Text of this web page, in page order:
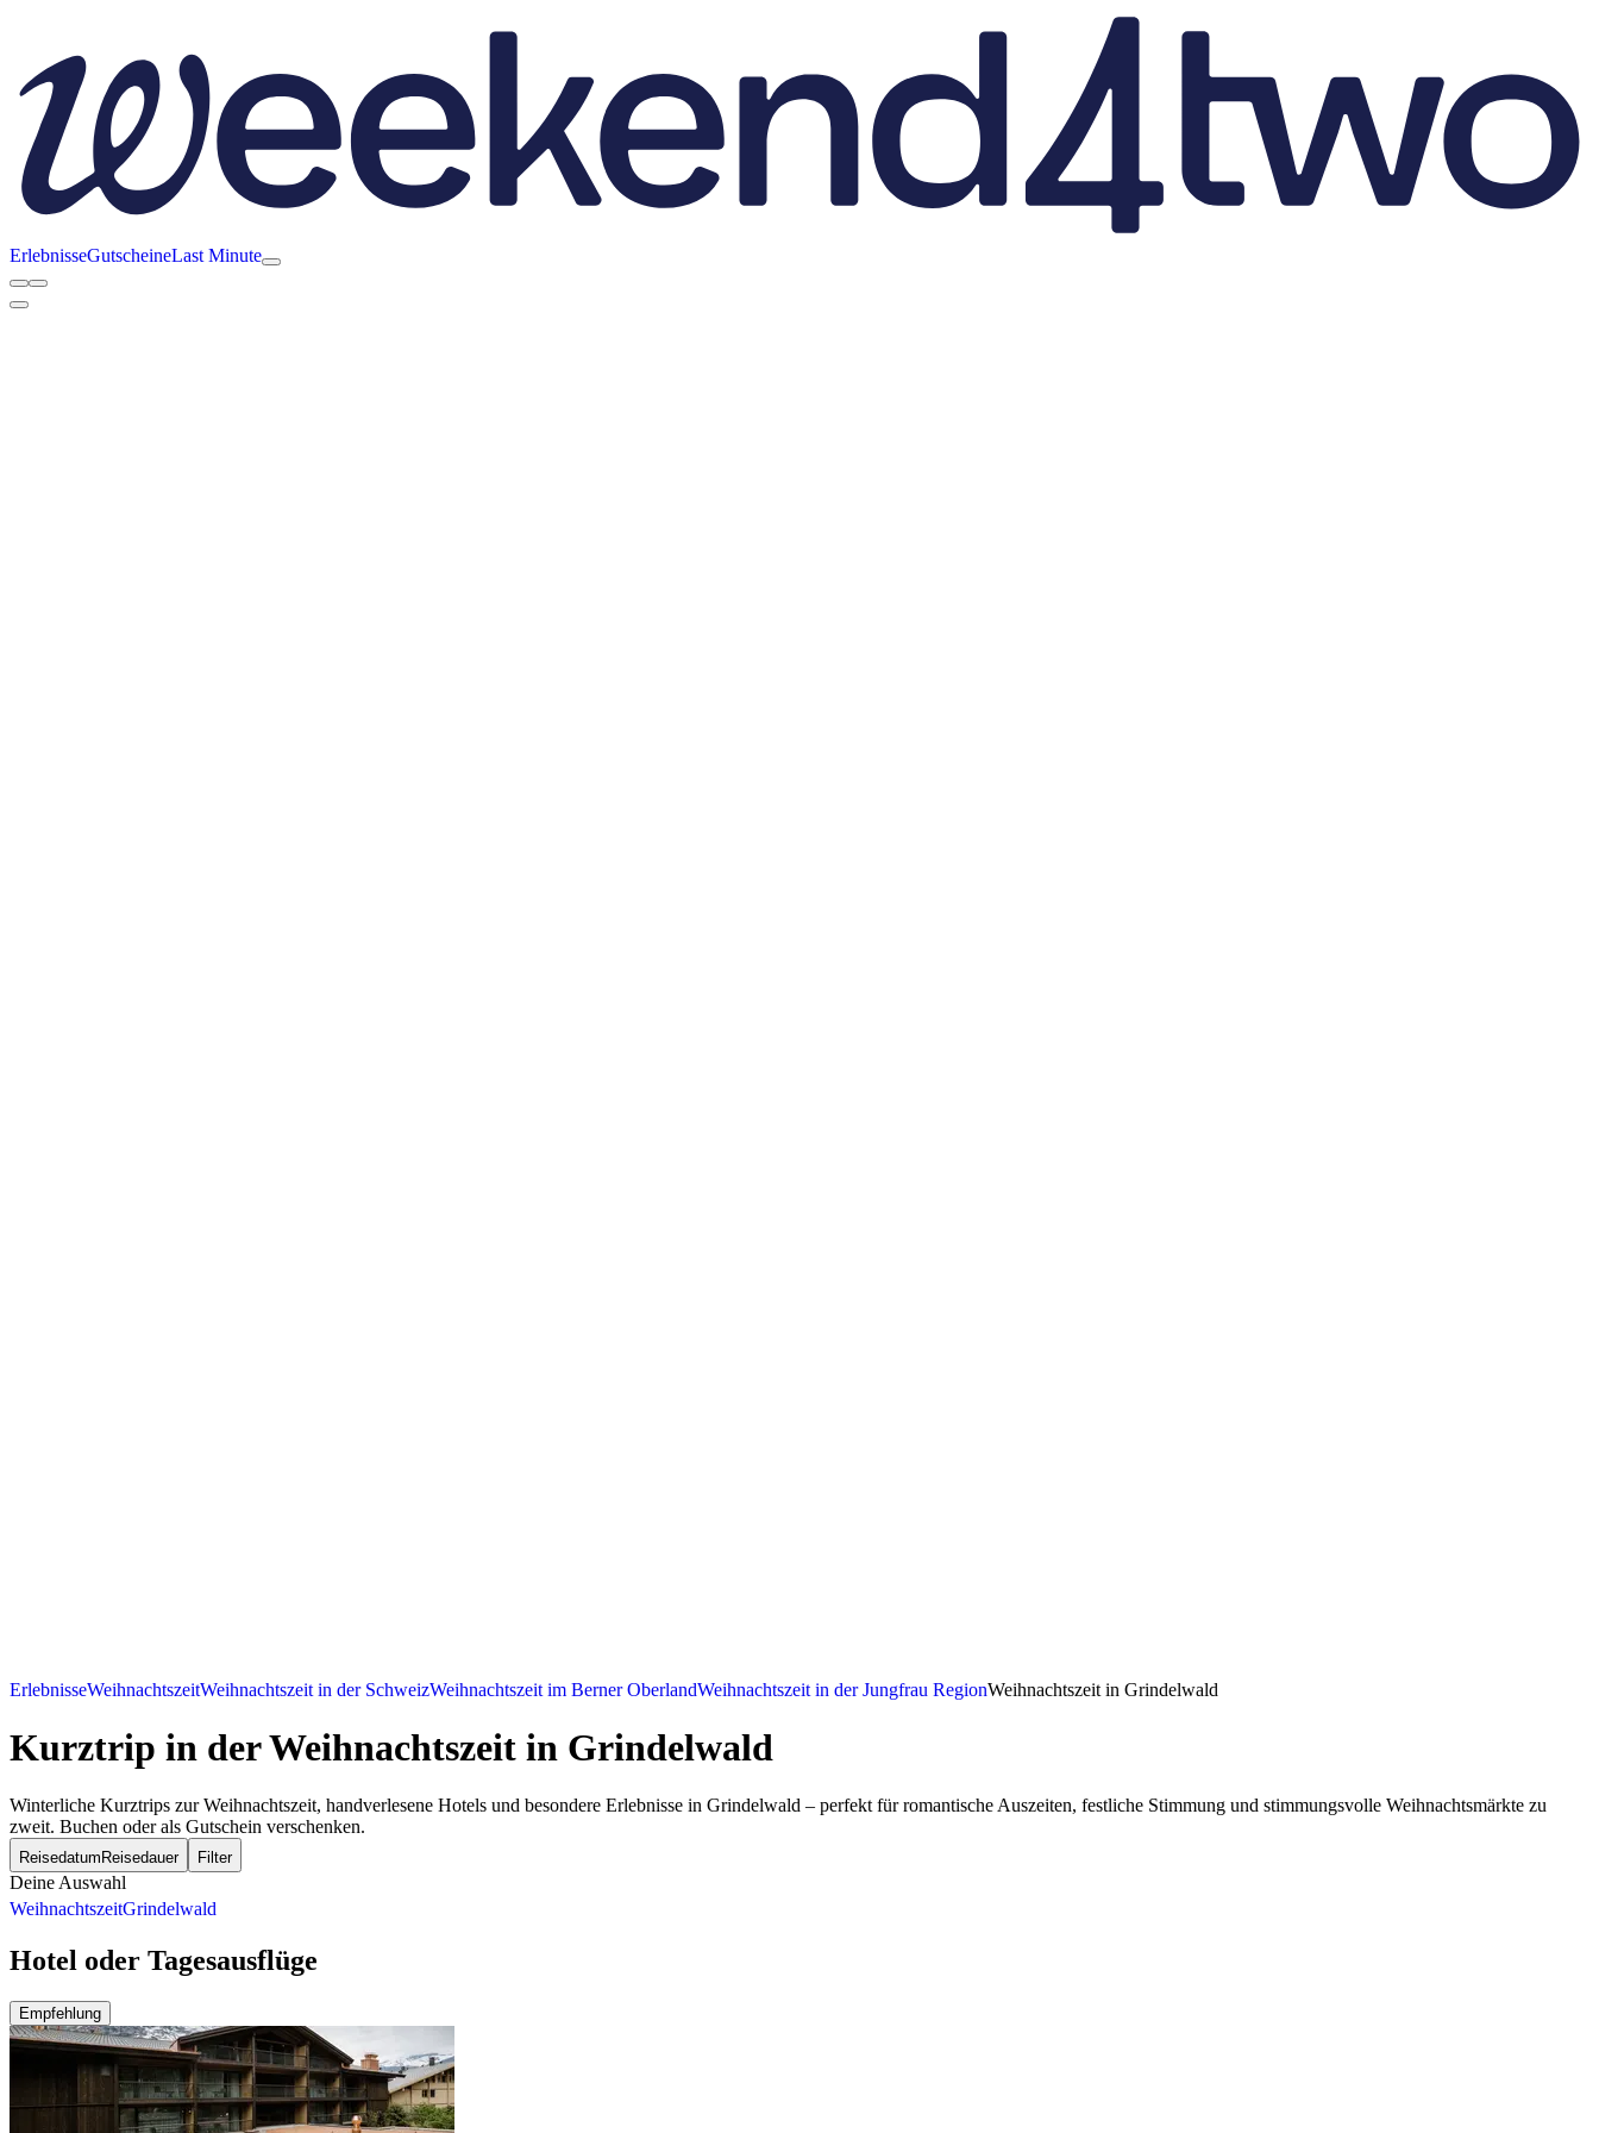
ErlebnisseGutscheineLast Minute
ErlebnisseWeihnachtszeitWeihnachtszeit in der SchweizWeihnachtszeit im Berner OberlandWeihnachtszeit in der Jungfrau RegionWeihnachtszeit in Grindelwald
Kurztrip in der Weihnachtszeit in Grindelwald
Winterliche Kurztrips zur Weihnachtszeit, handverlesene Hotels und besondere Erlebnisse in Grindelwald – perfekt für romantische Auszeiten, festliche Stimmung und stimmungsvolle Weihnachtsmärkte zu
zweit. Buchen oder als Gutschein verschenken.
Reisedatum Reisedauer Filter
Deine Auswahl
WeihnachtszeitGrindelwald
Hotel oder Tagesausflüge
Empfehlung